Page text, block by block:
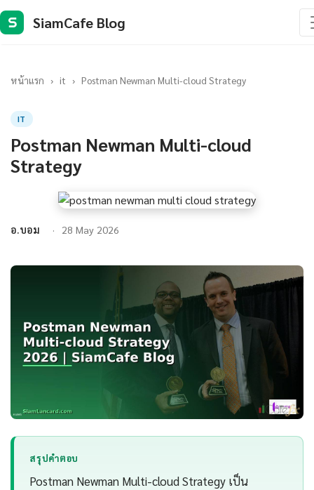
S SiamCafe Blog
หน้าแรก › it › Postman Newman Multi-cloud Strategy
IT
Postman Newman Multi-cloud
Strategy
อ.บอม 28 May 2026
สรุปคำตอบ
Postman Newman Multi-cloud Strategy เป็น